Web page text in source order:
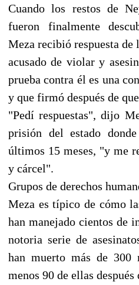
Cuando los restos de
fueron finalmente
Meza recibió respuesta
acusado de violar y
prueba contra él es una
y que firmó después de
"Pedí respuestas", dijo
prisión del estado
últimos 15 meses, "y me
y cárcel".
Grupos de derechos
Meza es típico de cómo
han manejado cientos de
notoria serie de
han muerto más de 300
menos 90 de ellas después